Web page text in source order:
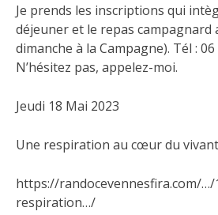
Je prends les inscriptions qui
déjeuner et le repas
dimanche à la Campagne). Tél : 06
N’hésitez pas, appelez-moi.
Jeudi 18 Mai 2023
Une respiration au cœur du vivant
https://randocevennesfira.com/…/
respiration…/